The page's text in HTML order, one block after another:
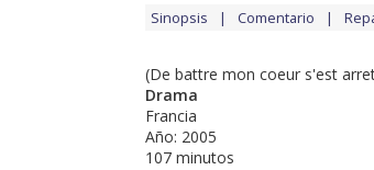
Sinopsis Comentario
(De battre mon coeur s'est
Drama
Francia
Año: 2005
107 minutos